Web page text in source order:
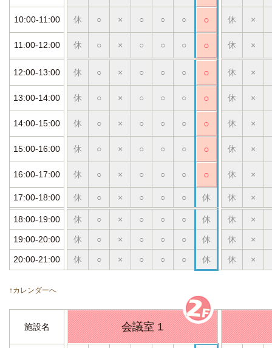
10:00-11:00 休 ○ × ○ ○ ○ ○ 休 ×
11:00-12:00 休 ○ × ○ ○ ○ ○ 休 ×
12:00-13:00 休 ○ × ○ ○ ○ ○ 休 ×
13:00-14:00 休 ○ × ○ ○ ○ ○ 休 ×
14:00-15:00 休 ○ × ○ ○ ○ ○ 休 ×
15:00-16:00 休 ○ × ○ ○ ○ ○ 休 ×
16:00-17:00 休 ○ × ○ ○ ○ ○ 休 ×
17:00-18:00 休 ○ × ○ ○ ○ 休 休 ×
18:00-19:00 休 ○ × ○ ○ ○ 休 休 ×
19:00-20:00 休 ○ × ○ ○ ○ 休 休 ×
20:00-21:00 休 ○ × ○ ○ ○ 休 休 ×
↑カレンダーへ
施設名 会議室 1